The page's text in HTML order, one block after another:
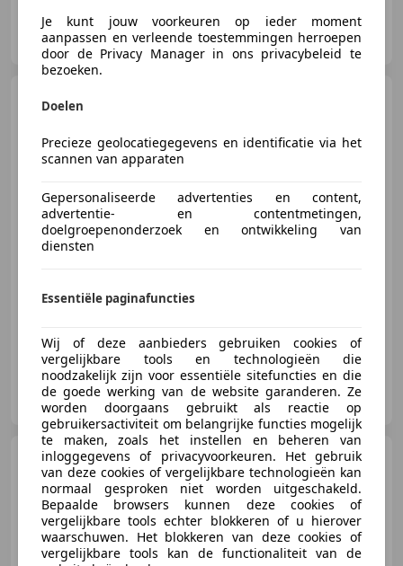
Autobedrijf Mulder B.V.
NL-8024 PC ZWOLLE
€ 26.445
Autobedrijf Mulder B.V.
NL-8024 PC ZWOLLE
Skoda Karoq1.5 TSI ACT
Sportline Business | Pano |
Winterpakk
Je kunt jouw voorkeuren op ieder moment
aanpassen en verleende toestemmingen herroepen
door de Privacy Manager in ons privacybeleid te
bezoeken.
Doelen
Precieze geolocatiegegevens en identificatie via het
scannen van apparaten
Gepersonaliseerde advertenties en content,
advertentie- en contentmetingen,
doelgroepenonderzoek en ontwikkeling van
diensten
Essentiële paginafuncties
Wij of deze aanbieders gebruiken cookies of
vergelijkbare tools en technologieën die
noodzakelijk zijn voor essentiële sitefuncties en die
de goede werking van de website garanderen. Ze
worden doorgaans gebruikt als reactie op
gebruikersactiviteit om belangrijke functies mogelijk
te maken, zoals het instellen en beheren van
inloggegevens of privacyvoorkeuren. Het gebruik
van deze cookies of vergelijkbare technologieën kan
normaal gesproken niet worden uitgeschakeld.
Bepaalde browsers kunnen deze cookies of
vergelijkbare tools echter blokkeren of u hierover
waarschuwen. Het blokkeren van deze cookies of
vergelijkbare tools kan de functionaliteit van de